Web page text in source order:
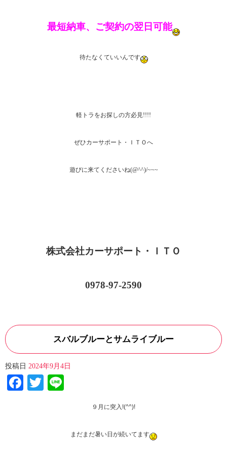
最短納車、ご契約の翌日可能
待たなくていいんです
軽トラをお探しの方必見!!!!
ぜひカーサポート・ＩＴＯへ
遊びに来てくださいね(@^^)/~~~
株式会社カーサポート・ＩＴＯ
0978-97-2590
スバルブルーとサムライブルー
投稿日 2024年9月4日
Facebook
Twitter
９月に突入!(^^)!
まだまだ暑い日が続いてます